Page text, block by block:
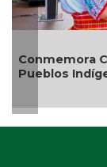
de los